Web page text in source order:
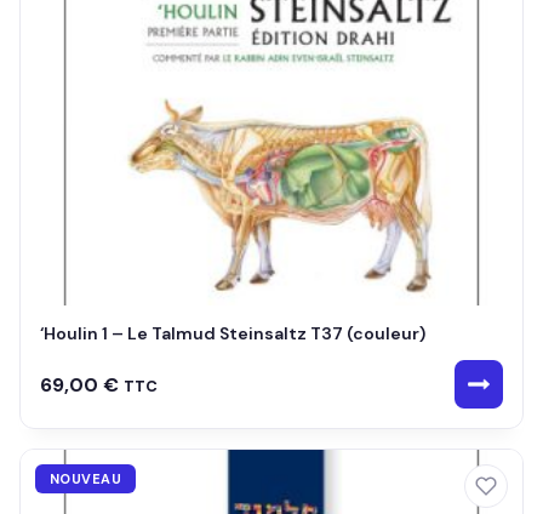
‘Houlin 1 – Le Talmud Steinsaltz T37 (couleur)
69,00 € TTC
NOUVEAU